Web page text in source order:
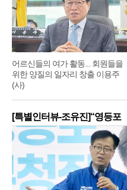
어르신들의 여가 활동... 회원들을
위한 양질의 일자리 창출 이용주
(사)
[특별인터뷰-조유진]“영등포
구